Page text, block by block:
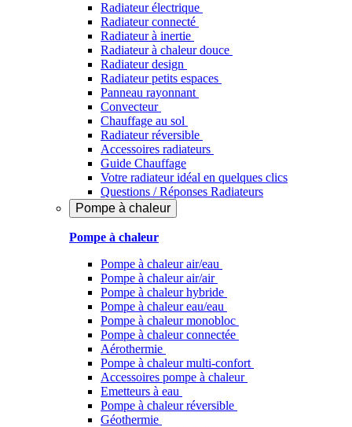
Radiateur électrique
Radiateur connecté
Radiateur à inertie
Radiateur à chaleur douce
Radiateur design
Radiateur petits espaces
Panneau rayonnant
Convecteur
Chauffage au sol
Radiateur réversible
Accessoires radiateurs
Guide Chauffage
Votre radiateur idéal en quelques clics
Questions / Réponses Radiateurs
Pompe à chaleur
Pompe à chaleur
Pompe à chaleur air/eau
Pompe à chaleur air/air
Pompe à chaleur hybride
Pompe à chaleur​ eau/eau
Pompe à chaleur monobloc
Pompe à chaleur connectée
Aérothermie
Pompe à chaleur multi-confort
Accessoires pompe à chaleur
Emetteurs à eau
Pompe à chaleur réversible
Géothermie